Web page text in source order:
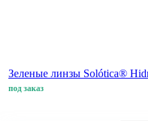
Зеленые линзы Solótica®
под заказ